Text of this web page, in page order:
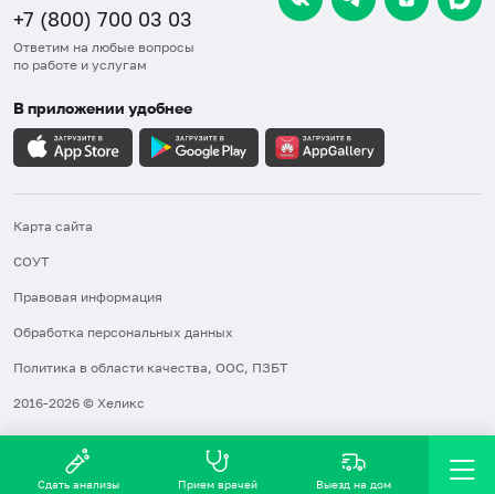
+7 (800) 700 03 03
Ответим на любые вопросы
по работе и услугам
В приложении удобнее
Карта сайта
СОУТ
Правовая информация
Обработка персональных данных
Политика в области качества, ООС, ПЗБТ
2016-2026 © Хеликс
Сдать анализы Прием врачей Выезд на дом